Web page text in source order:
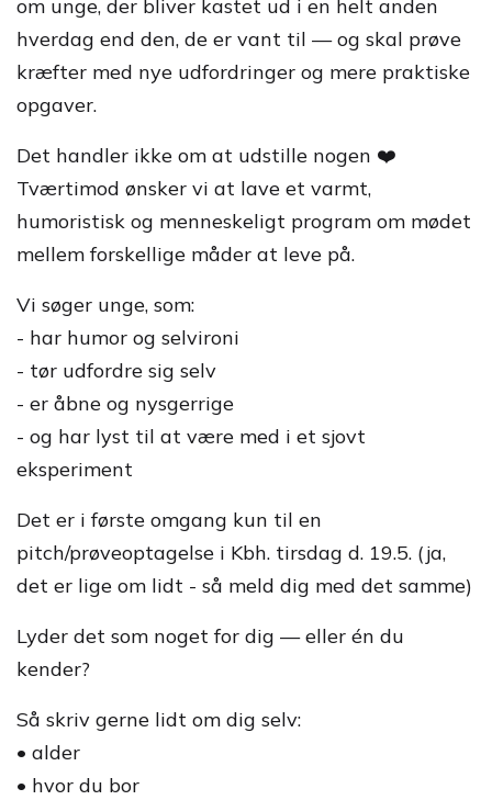
om unge, der bliver kastet ud i en helt anden
hverdag end den, de er vant til — og skal prøve
kræfter med nye udfordringer og mere praktiske
opgaver.
Det handler ikke om at udstille nogen ❤️
Tværtimod ønsker vi at lave et varmt,
humoristisk og menneskeligt program om mødet
mellem forskellige måder at leve på.
Vi søger unge, som:
- har humor og selvironi
- tør udfordre sig selv
- er åbne og nysgerrige
- og har lyst til at være med i et sjovt
eksperiment
Det er i første omgang kun til en
pitch/prøveoptagelse i Kbh. tirsdag d. 19.5. (ja,
det er lige om lidt - så meld dig med det samme)
Lyder det som noget for dig — eller én du
kender?
Så skriv gerne lidt om dig selv:
• alder
• hvor du bor